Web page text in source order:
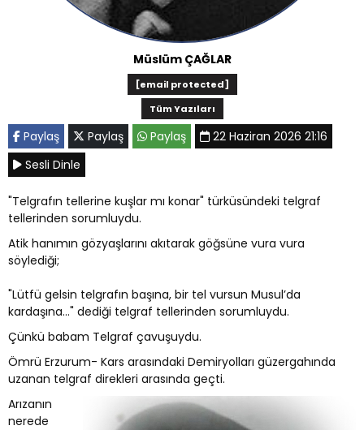
Müslüm ÇAĞLAR
[email protected]
Tüm Yazıları
Paylaş Paylaş Paylaş
22 Haziran 2026 21:16
Sesli Dinle
"Telgrafın tellerine kuşlar mı konar" türküsündeki telgraf
tellerinden sorumluydu.
Atik hanımın gözyaşlarını akıtarak göğsüne vura vura
söylediği;
"Lütfü gelsin telgrafın başına, bir tel vursun Musul’da
kardaşına..." dediği telgraf tellerinden sorumluydu.
Çünkü babam Telgraf çavuşuydu.
Ömrü Erzurum- Kars arasındaki Demiryolları güzergahında
uzanan telgraf direkleri arasında geçti.
Arızanın
nerede